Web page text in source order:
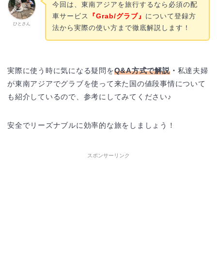
ひとさん
今回は、東南アジアを旅行するなら必須の配
車サービス
『Grab/グラブ』 について登録方
法から実際の使い方まで徹底解説します！
実際に使う時に気になる疑問をQ&A方式で解説・ 私達夫婦
が東南アジアでグラブを使って来た国の値段事情について
も紹介しているので、参考にしてみてください♪
安全でリーズナブルに効率的な旅をしましょう！
スポンサーリンク